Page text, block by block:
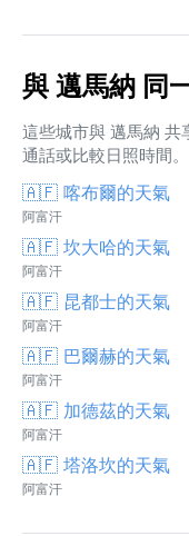
與 邁馬納 同
這些城市與 邁馬納
通話或比較日照時間。
🇦🇫 喀布爾的天氣
阿富汗
🇦🇫 坎大哈的天氣
阿富汗
🇦🇫 昆都士的天氣
阿富汗
🇦🇫 巴爾赫的天氣
阿富汗
🇦🇫 加德茲的天氣
阿富汗
🇦🇫 塔洛坎的天氣
阿富汗